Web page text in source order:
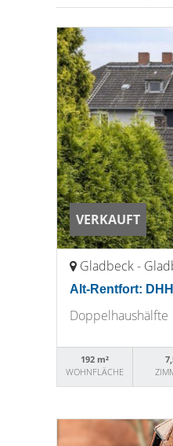
VERKAUFT
Gladbeck -
Alt-Rentfort:
Doppelhaushälfte
192 m²
WOHNFLÄCHE